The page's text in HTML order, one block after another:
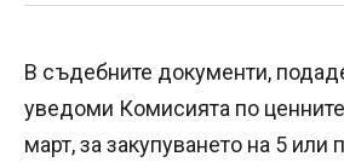
В съдебните документи,
уведоми Комисията по
март, за закупуването на 5